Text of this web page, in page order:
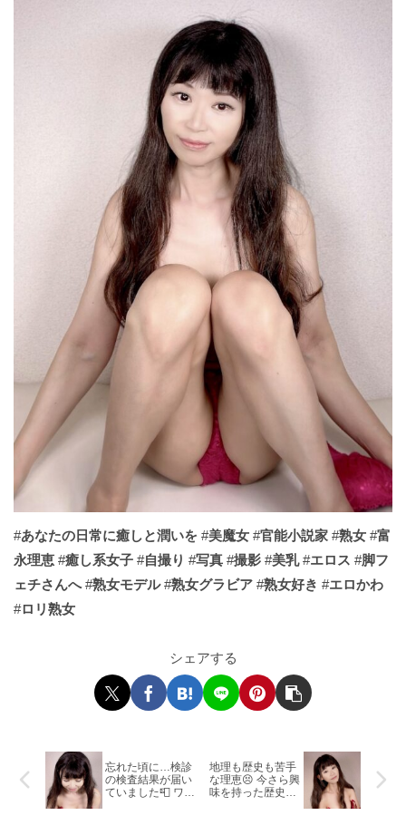
#あなたの日常に癒しと潤いを #美魔女 #官能小説家 #熟女 #富
永理恵 #癒し系女子 #自撮り #写真 #撮影 #美乳#エロス #脚フ
ェチさんへ#熟女モデル#熟女グラビア #熟女好き #エロかわ
#ロリ熟女
シェアする
忘れた頃に…検診
の検査結果が届い
ていました📮 ワン
地理も歴史も苦手
な理恵😣 今さら興
味を持った歴史上